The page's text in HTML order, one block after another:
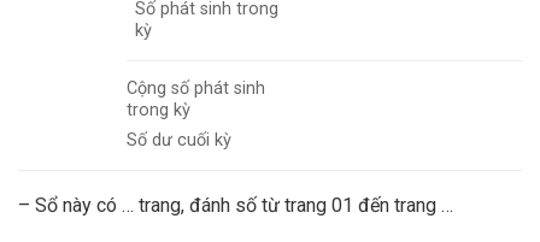
Số phát sinh trong
kỳ
Cộng số phát sinh
trong kỳ
Số dư cuối kỳ
– Sổ này có … trang, đánh số từ trang 01 đến trang …